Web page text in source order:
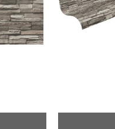
Marmor